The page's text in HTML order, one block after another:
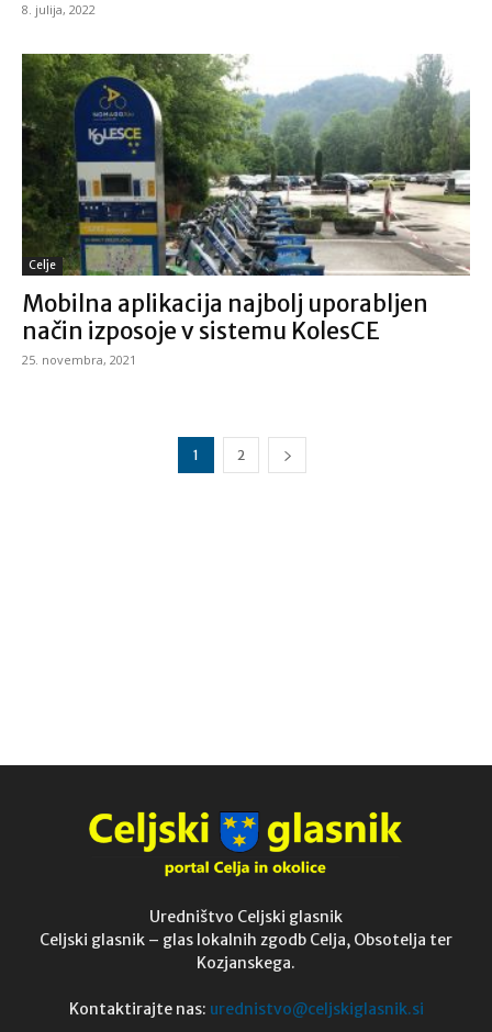
8. julija, 2022
Celje
Mobilna aplikacija najbolj uporabljen
način izposoje v sistemu KolesCE
25. novembra, 2021
1 2
Uredništvo Celjski glasnik
Celjski glasnik – glas lokalnih zgodb Celja, Obsotelja ter
Kozjanskega.
Kontaktirajte nas: urednistvo@celjskiglasnik.si